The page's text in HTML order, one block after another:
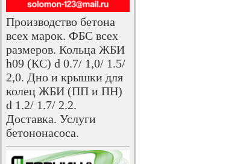
Производство бетона
всех марок. ФБС всех
размеров. Кольца ЖБИ
h09 (КС) d 0.7/ 1,0/ 1.5/
2,0. Дно и крышки для
колец ЖБИ (ПП и ПН)
d 1.2/ 1.7/ 2.2.
Доставка. Услуги
бетононасоса.